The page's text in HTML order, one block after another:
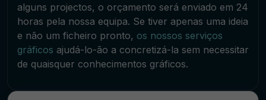
alguns projectos, o orçamento será enviado em 24
horas pela nossa equipa. Se tiver apenas uma ideia
e não um ficheiro pronto, os nossos serviços
gráficos ajudá-lo-ão a concretizá-la sem necessitar
de quaisquer conhecimentos gráficos.